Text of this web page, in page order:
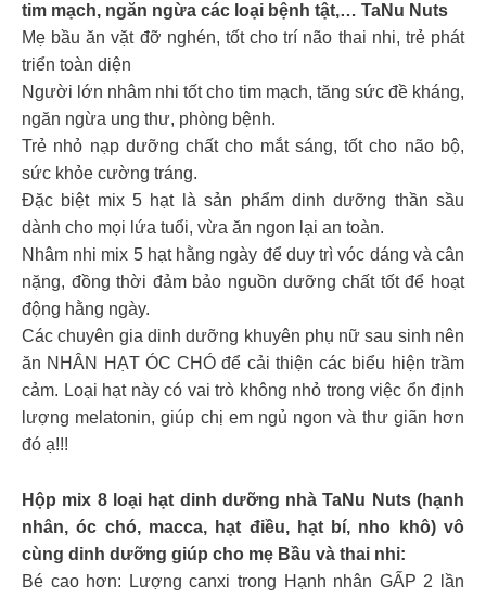
tim mạch, ngăn ngừa các loại bệnh tật,… TaNu Nuts
Mẹ bầu ăn vặt đỡ nghén, tốt cho trí não thai nhi, trẻ phát
triển toàn diện
Người lớn nhâm nhi tốt cho tim mạch, tăng sức đề kháng,
ngăn ngừa ung thư, phòng bệnh.
Trẻ nhỏ nạp dưỡng chất cho mắt sáng, tốt cho não bộ,
sức khỏe cường tráng.
Đặc biệt mix 5 hạt là sản phẩm dinh dưỡng thần sầu
dành cho mọi lứa tuổi, vừa ăn ngon lại an toàn.
Nhâm nhi mix 5 hạt hằng ngày để duy trì vóc dáng và cân
nặng, đồng thời đảm bảo nguồn dưỡng chất tốt để hoạt
động hằng ngày.
Các chuyên gia dinh dưỡng khuyên phụ nữ sau sinh nên
ăn NHÂN HẠT ÓC CHÓ để cải thiện các biểu hiện trầm
cảm. Loại hạt này có vai trò không nhỏ trong việc ổn định
lượng melatonin, giúp chị em ngủ ngon và thư giãn hơn
đó ạ!!!
Hộp mix 8 loại hạt dinh dưỡng nhà TaNu Nuts (hạnh
nhân, óc chó, macca, hạt điều, hạt bí, nho khô) vô
cùng dinh dưỡng giúp cho mẹ Bầu và thai nhi:
Bé cao hơn: Lượng canxi trong Hạnh nhân GẤP 2 lần